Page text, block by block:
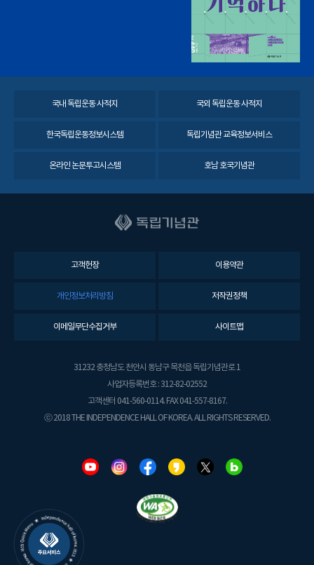
국내 독립운동 사적지 국외 독립운동 사적지
한국독립운동정보시스템 독립기념관 교육정보서비스
온라인 논문투고시스템 호남 호국기념관
고객헌장 이용약관
개인정보처리방침 저작권정책
이메일무단수집거부 사이트맵
31232 충청남도 천안시 동남구 목천읍 독립기념관로 1
사업자등록번호 : 312-82-02552
고객센터 041-560-0114. FAX 041-557-8167.
ⓒ 2018 THE INDEPENDENCE HALL OF KOREA. ALL RIGHTS RESERVED.